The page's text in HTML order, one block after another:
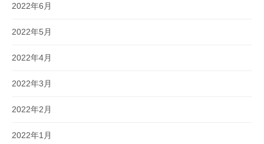
2022年6月
2022年5月
2022年4月
2022年3月
2022年2月
2022年1月